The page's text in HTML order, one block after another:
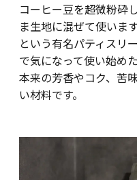
コーヒー豆を超微粉砕
ま生地に混ぜて使いま
という有名パティスリ
で気になって使い始め
本来の芳香やコク、苦
い材料です。